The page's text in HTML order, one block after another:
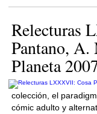
Relecturas
Pantano,
Planeta
colección, el
cómic adulto y